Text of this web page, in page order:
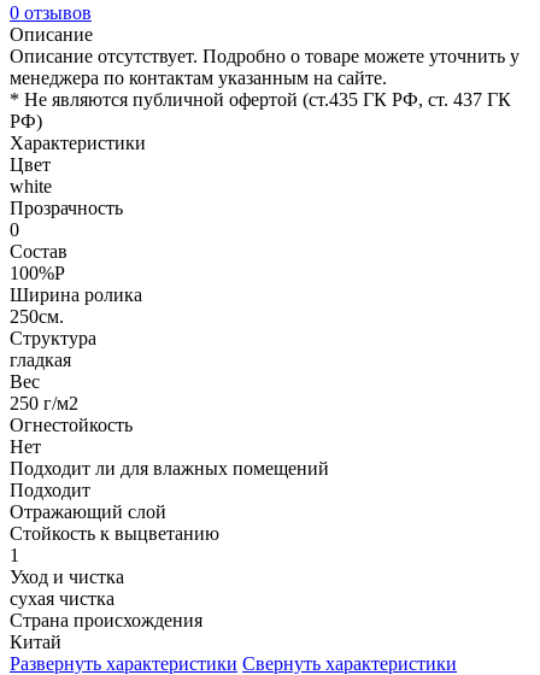
0 отзывов
Описание
Описание отсутствует. Подробно о товаре можете уточнить у
менеджера по контактам указанным на сайте.
* Не являются публичной офертой (ст.435 ГК РФ, cт. 437 ГК
РФ)
Характеристики
Цвет
white
Прозрачность
0
Состав
100%P
Ширина ролика
250см.
Структура
гладкая
Вес
250 г/м2
Огнестойкость
Нет
Подходит ли для влажных помещений
Подходит
Отражающий слой
Стойкость к выцветанию
1
Уход и чистка
сухая чистка
Страна происхождения
Китай
Развернуть характеристики Свернуть характеристики